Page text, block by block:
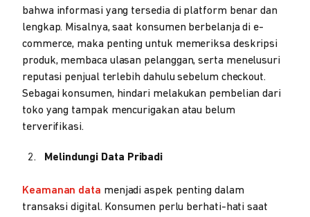
bahwa informasi yang tersedia di platform benar dan
lengkap. Misalnya, saat konsumen berbelanja di e-
commerce, maka penting untuk memeriksa deskripsi
produk, membaca ulasan pelanggan, serta menelusuri
reputasi penjual terlebih dahulu sebelum checkout.
Sebagai konsumen, hindari melakukan pembelian dari
toko yang tampak mencurigakan atau belum
terverifikasi.
Melindungi Data Pribadi
Keamanan data menjadi aspek penting dalam
transaksi digital. Konsumen perlu berhati-hati saat